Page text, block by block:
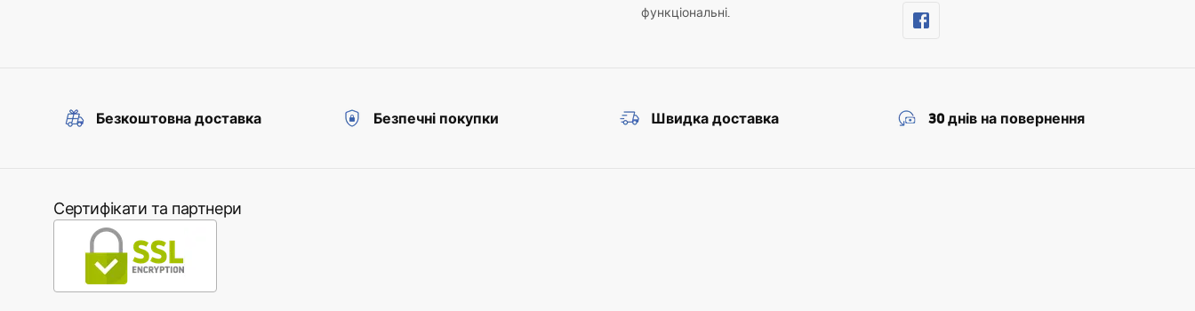
функціональні.
Безкоштовна доставка Безпечні покупки Швидка доставка 30 днів на повернення
Сертифікати та партнери